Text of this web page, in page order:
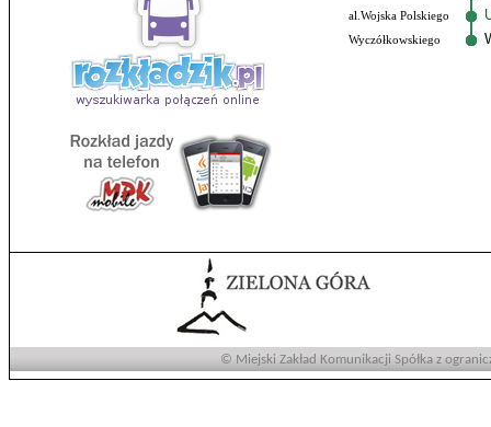
al.Wojska Polskiego
Wyczółkowskiego
© Miejski Zakład Komunikacji Spółka z